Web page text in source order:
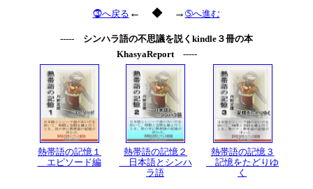
⓷へ戻る ← ◆ → ➄へ進む
----- シンハラ語の不思議を説くkindle３冊の本
KhasyaReport-----
熱帯語の記憶１
エピソード編
熱帯語の記憶２
日本語とシンハ
ラ語
熱帯語の記憶３
記憶をたどりゆ
く